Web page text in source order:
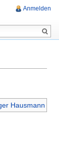
Hausmann
Anmelden